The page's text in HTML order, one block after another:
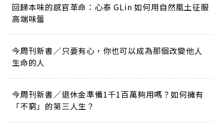
回歸本味的感官革命：心泰 GLin 如何用自然風土征服
高端味蕾
今周刊新書／只要有心，你也可以成為那個改變他人
生命的人
今周刊新書／退休金準備1千1百萬夠用嗎？如何擁有
「不窮」的第三人生？